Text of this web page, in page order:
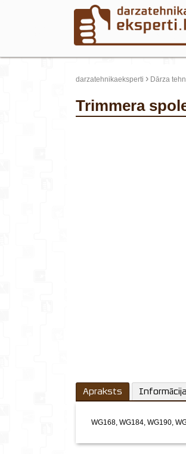
darzatehnikaeksperti › Dārza
Trimmera
Apraksts
WG168, WG184, WG190,